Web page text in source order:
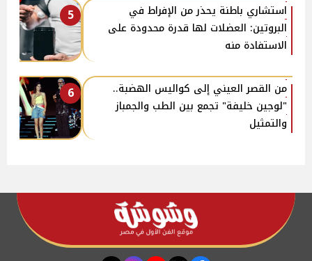
5
استشاري باطنة يحذر من الإفراط في
البروتين: العضلات لها قدرة محدودة على
الاستفادة منه
6
من القصر العيني إلى كواليس الهضبة..
"لوجين خليفة" تجمع بين الطب والجمباز
والتمثيل